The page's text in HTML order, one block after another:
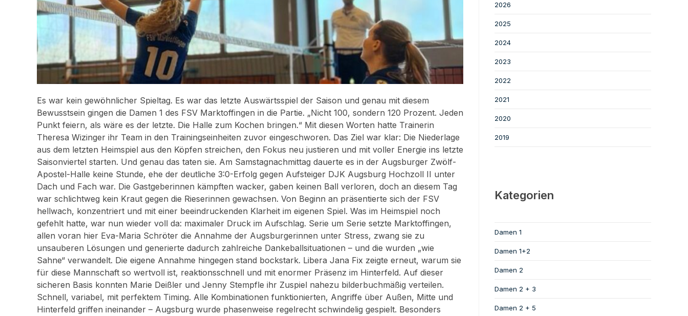
Es war kein gewöhnlicher Spieltag. Es war das letzte Auswärtsspiel der Saison und genau mit diesem
Bewusstsein gingen die Damen 1 des FSV Marktoffingen in die Partie. „Nicht 100, sondern 120 Prozent. Jeden
Punkt feiern, als wäre es der letzte. Die Halle zum Kochen bringen.“ Mit diesen Worten hatte Trainerin
Theresa Wizinger ihr Team in den Trainingseinheiten zuvor eingeschworen. Das Ziel war klar: Die Niederlage
aus dem letzten Heimspiel aus den Köpfen streichen, den Fokus neu justieren und mit voller Energie ins letzte
Saisonviertel starten. Und genau das taten sie. Am Samstagnachmittag dauerte es in der Augsburger Zwölf-
Apostel-Halle keine Stunde, ehe der deutliche 3:0-Erfolg gegen Aufsteiger DJK Augsburg Hochzoll II unter
Dach und Fach war. Die Gastgeberinnen kämpften wacker, gaben keinen Ball verloren, doch an diesem Tag
war schlichtweg kein Kraut gegen die Rieserinnen gewachsen. Von Beginn an präsentierte sich der FSV
hellwach, konzentriert und mit einer beeindruckenden Klarheit im eigenen Spiel. Was im Heimspiel noch
gefehlt hatte, war nun wieder voll da: maximaler Druck im Aufschlag. Serie um Serie setzte Marktoffingen,
allen voran hier Eva-Maria Schröter die Annahme der Augsburgerinnen unter Stress, zwang sie zu
unsauberen Lösungen und generierte dadurch zahlreiche Dankeballsituationen – und die wurden „wie
Sahne“ verwandelt. Die eigene Annahme hingegen stand bockstark. Libera Jana Fix zeigte erneut, warum sie
für diese Mannschaft so wertvoll ist, reaktionsschnell und mit enormer Präsenz im Hinterfeld. Auf dieser
sicheren Basis konnten Marie Deißler und Jenny Stempfle ihr Zuspiel nahezu bilderbuchmäßig verteilen.
Schnell, variabel, mit perfektem Timing. Alle Kombinationen funktionierten, Angriffe über Außen, Mitte und
Hinterfeld griffen ineinander – Augsburg wurde phasenweise regelrecht schwindelig gespielt. Besonders
2026
2025
2024
2023
2022
2021
2020
2019
Kategorien
Damen 1
Damen 1+2
Damen 2
Damen 2 + 3
Damen 2 + 5